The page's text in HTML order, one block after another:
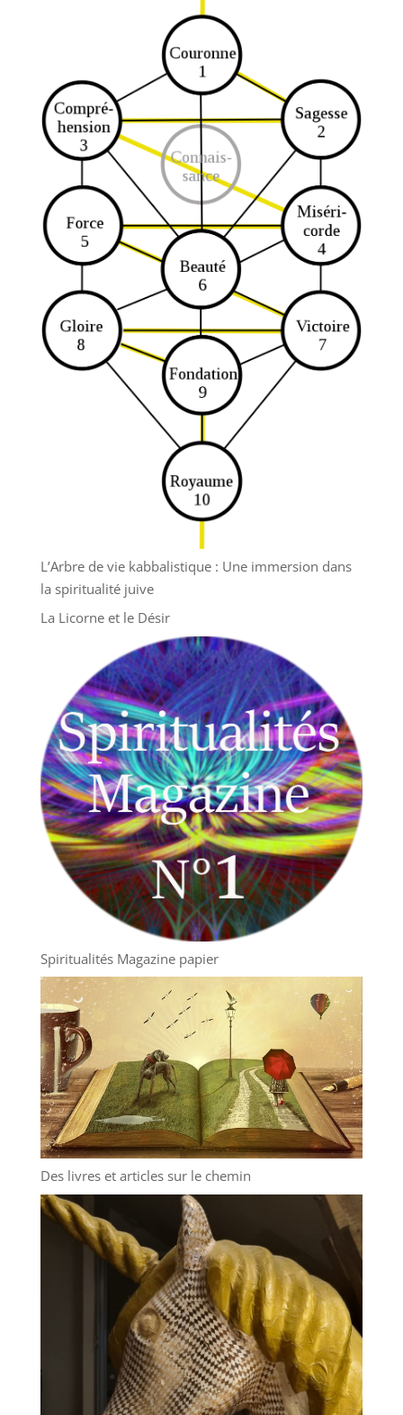
L’Arbre de vie kabbalistique : Une immersion dans
la spiritualité juive
La Licorne et le Désir
Spiritualités Magazine papier
Des livres et articles sur le chemin